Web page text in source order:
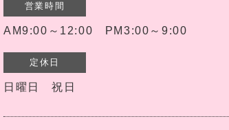
営業時間
AM9:00～12:00 PM3:00～9:00
定休日
日曜日 祝日